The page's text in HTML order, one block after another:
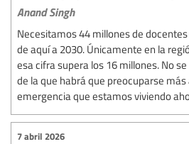
Anand Singh
Necesitamos 44 millones de
de aquí a 2030. Únicamente en la
esa cifra supera los 16 millones. No
de la que habrá que preocuparse
emergencia que estamos viviendo
7 abril 2026